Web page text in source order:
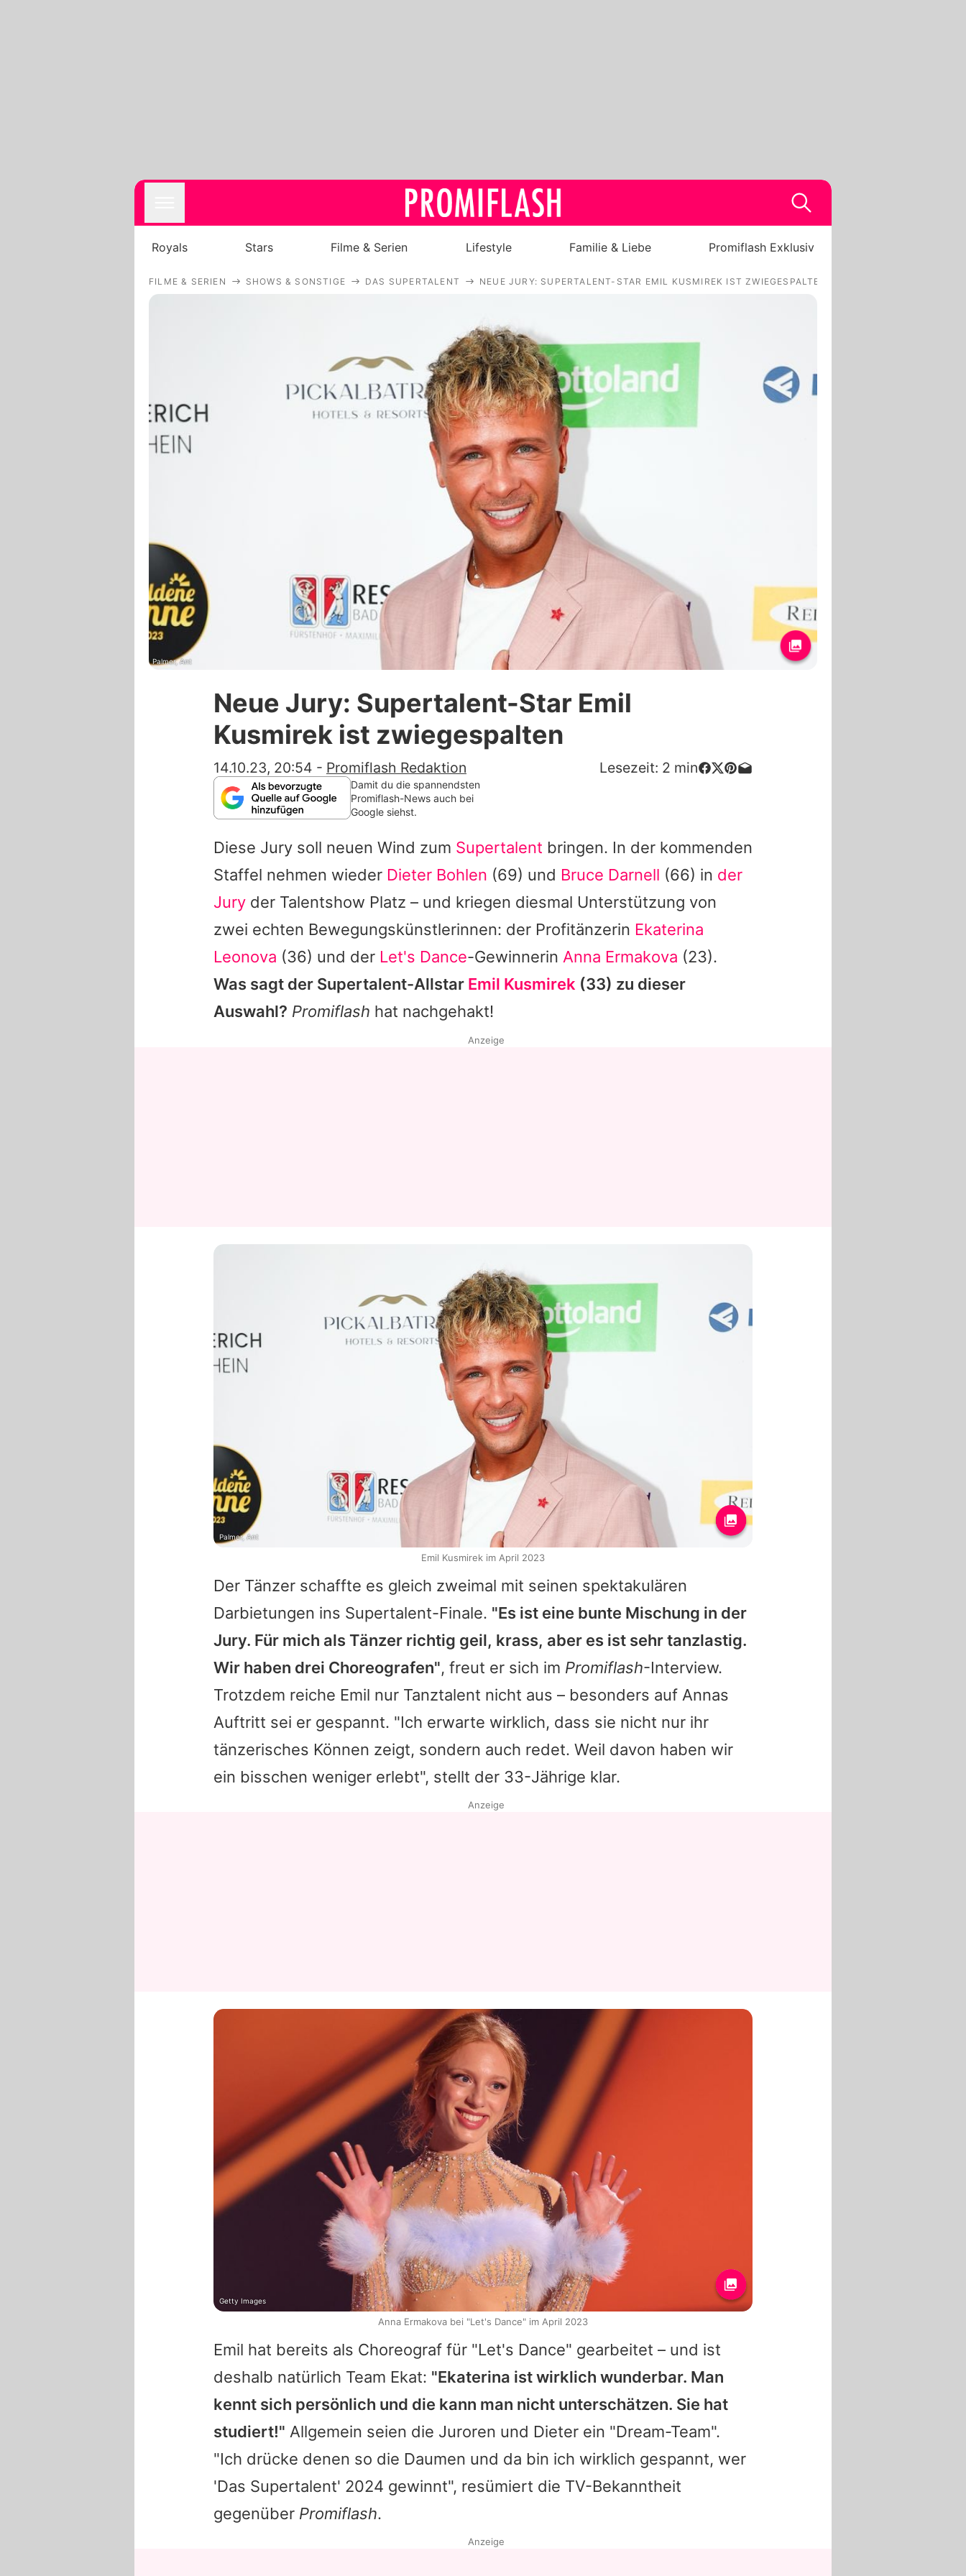
Royals
Filme & Serien
Lifestyle
Familie & Liebe
Promiflash Exklusiv
Alle Themen auf Promiflash
Jobs
App runterladen
Team
Redaktionelle Richtlinien
Impressum
Datenschutzerklärung
Nutzungsbedingungen
Utiq verwalten
Royals Stars Filme & Serien Lifestyle Familie & Liebe Promiflash Exklusiv
FILME & SERIEN SHOWS & SONSTIGE DAS SUPERTALENT NEUE JURY: SUPERTALENT-STAR EMIL KUSMIREK IST ZWIEGESPALTEN
Palmer, Ant
Neue Jury: Supertalent-Star Emil
Kusmirek ist zwiegespalten
14.10.23, 20:54 - Promiflash Redaktion Lesezeit: 2 min
Damit du die spannendsten
Promiflash-News auch bei
Google siehst.
Diese Jury soll neuen Wind zum Supertalent bringen. In der kommenden
Staffel nehmen wieder Dieter Bohlen (69) und Bruce Darnell (66) in der
Jury der Talentshow Platz – und kriegen diesmal Unterstützung von
zwei echten Bewegungskünstlerinnen: der Profitänzerin Ekaterina
Leonova (36) und der Let's Dance-Gewinnerin Anna Ermakova (23).
Was sagt der Supertalent-Allstar Emil Kusmirek (33) zu dieser
Auswahl? Promiflash hat nachgehakt!
Der Tänzer schaffte es gleich zweimal mit seinen spektakulären
Darbietungen ins Supertalent-Finale. "Es ist eine bunte Mischung in der
Jury. Für mich als Tänzer richtig geil, krass, aber es ist sehr tanzlastig.
Wir haben drei Choreografen", freut er sich im Promiflash-Interview.
Trotzdem reiche Emil nur Tanztalent nicht aus – besonders auf Annas
Auftritt sei er gespannt. "Ich erwarte wirklich, dass sie nicht nur ihr
tänzerisches Können zeigt, sondern auch redet. Weil davon haben wir
ein bisschen weniger erlebt", stellt der 33-Jährige klar.
Emil hat bereits als Choreograf für "Let's Dance" gearbeitet – und ist
deshalb natürlich Team Ekat: "Ekaterina ist wirklich wunderbar. Man
kennt sich persönlich und die kann man nicht unterschätzen. Sie hat
studiert!" Allgemein seien die Juroren und Dieter ein "Dream-Team".
"Ich drücke denen so die Daumen und da bin ich wirklich gespannt, wer
'Das Supertalent' 2024 gewinnt", resümiert die TV-Bekanntheit
gegenüber Promiflash.
Anzeige
Palmer, Ant
Emil Kusmirek im April 2023
Anzeige
Getty Images
Anna Ermakova bei "Let's Dance" im April 2023
Anzeige